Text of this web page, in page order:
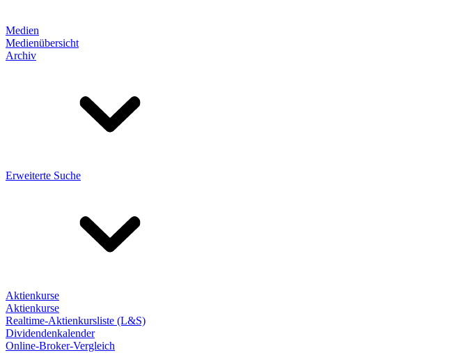
Medien
Medienübersicht
Archiv
Erweiterte Suche
Aktienkurse
Aktienkurse
Realtime-Aktienkursliste (L&S)
Dividendenkalender
Online-Broker-Vergleich